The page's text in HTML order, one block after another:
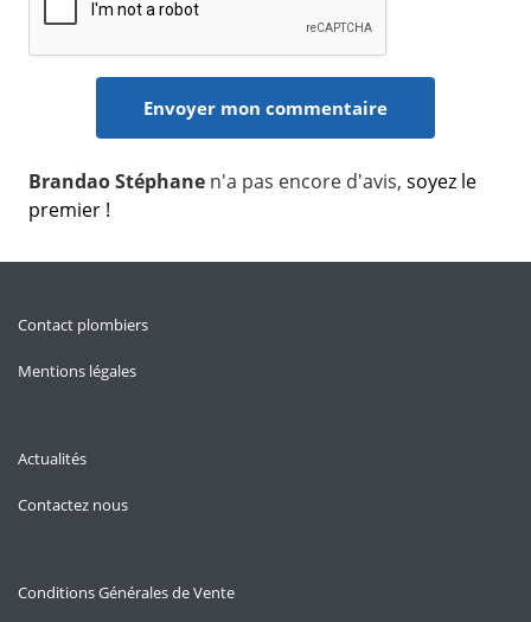
Brandao Stéphane n'a pas encore d'avis, soyez le
premier !
Contact plombiers
Mentions légales
Actualités
Contactez nous
Conditions Générales de Vente